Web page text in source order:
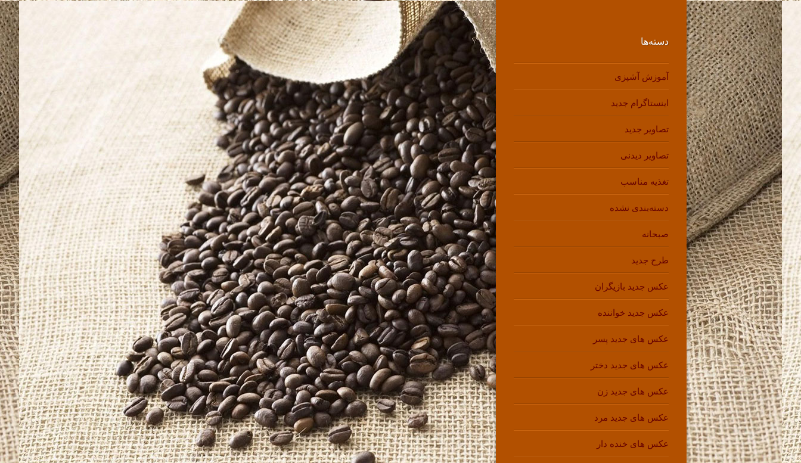
دسته‌ها
آموزش آشپزی
اینستاگرام جدید
تصاویر جدید
تصاویر دیدنی
تغذیه مناسب
دسته‌بندی نشده
صبحانه
طرح جدید
عکس جدید بازیگران
عکس جدید خواننده
عکس های جدید پسر
عکس های جدید دختر
عکس های جدید زن
عکس های جدید مرد
عکس های خنده دار